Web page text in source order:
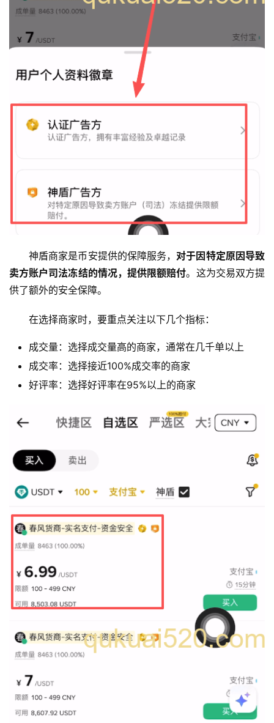
神盾商家是币安提供的保障服务， 对于因特定原因导致
卖方账户司法冻结的情况，提供限额赔付。这为交易双方提
供了额外的安全保障。
在选择商家时，要重点关注以下几个指标：
成交量：选择成交量高的商家，通常在几千单以上
成交率：选择接近100%成交率的商家
好评率：选择好评率在95%以上的商家